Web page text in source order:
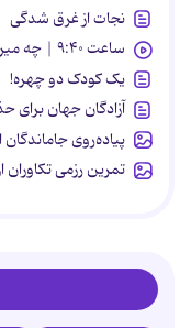
نجات از غرق شدگی
ساعت ۹:۴۰ | چه میراثی از خود به جای گذاشت؟
یک کودک دو چهره!
آزادگان جهان
پیاده‌روی
تمرین رزمی